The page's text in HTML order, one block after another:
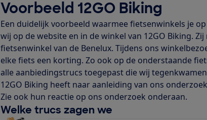
Voorbeeld 12GO Biking
Een duidelijk voorbeeld waarmee fietsenwinkels je
wij op de website en in de winkel van 12GO Biking.
fietsenwinkel van de Benelux. Tijdens ons
elke fiets een korting. Zo ook op de onderstaande
alle aanbiedingstrucs toegepast die wij
12GO Biking heeft naar aanleiding van ons
Zie ook hun reactie op ons onderzoek onderaan.
Welke trucs zagen we